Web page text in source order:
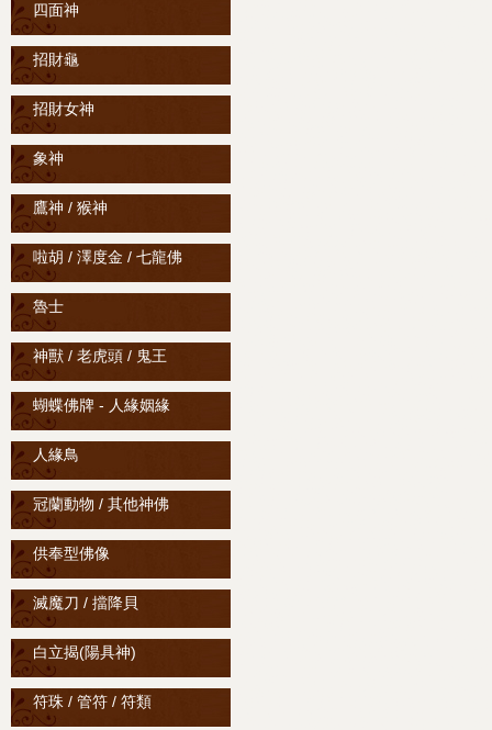
四面神
招財龜
招財女神
象神
鷹神 / 猴神
啦胡 / 澤度金 / 七龍佛
魯士
神獸 / 老虎頭 / 鬼王
蝴蝶佛牌 - 人緣姻緣
人緣鳥
冠蘭動物 / 其他神佛
供奉型佛像
滅魔刀 / 擋降貝
白立揭(陽具神)
符珠 / 管符 / 符類